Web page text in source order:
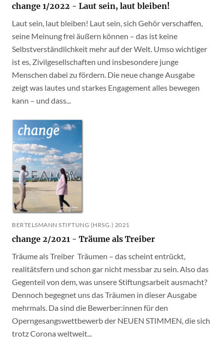
change 1/2022 - Laut sein, laut bleiben!
Laut sein, laut bleiben! Laut sein, sich Gehör verschaffen,
seine Meinung frei äußern können – das ist keine
Selbstverständlichkeit mehr auf der Welt. Umso wichtiger
ist es, Zivilgesellschaften und insbesondere junge
Menschen dabei zu fördern. Die neue change Ausgabe
zeigt was lautes und starkes Engagement alles bewegen
kann – und dass...
BERTELSMANN STIFTUNG (HRSG.) 2021
change 2/2021 - Träume als Treiber
Träume als Treiber Träumen – das scheint entrückt,
realitätsfern und schon gar nicht messbar zu sein. Also das
Gegenteil von dem, was unsere Stiftungsarbeit ausmacht?
Dennoch begegnet uns das Träumen in dieser Ausgabe
mehrmals. Da sind die Bewerber:innen für den
Operngesangswettbewerb der NEUEN STIMMEN, die sich
trotz Corona weltweit...